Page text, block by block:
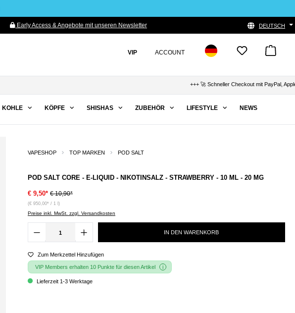
Early Access & Angebote mit unseren Newsletter DEUTSCH
VIP ACCOUNT
+++ 🚀 Schneller Checkout mit PayPal, Apple Pay
KOHLE KÖPFE SHISHAS ZUBEHÖR LIFESTYLE NEWS
VAPESHOP TOP MARKEN POD SALT
POD SALT CORE - E-LIQUID - NIKOTINSALZ - STRAWBERRY - 10 ML - 20 MG
€ 9,50* € 10,90*
(€ 950,00* / 1 l)
Preise inkl. MwSt. zzgl. Versandkosten
IN DEN WARENKORB
Zum Merkzettel Hinzufügen
VIP Members erhalten 10 Punkte für diesen Artikel
Lieferzeit 1-3 Werktage